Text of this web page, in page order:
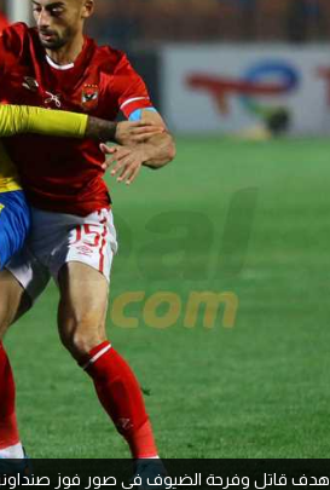
ركن الألعاب
كل
هدف قاتل وفرحة الضيوف في صور فوز صنداونز